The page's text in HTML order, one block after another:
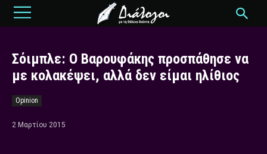
Σόιμπλε: Ο Βαρουφάκης προσπάθησε να
με κολακέψει, αλλά δεν είμαι ηλίθιος
Opinion
2 Μαρτίου 2015